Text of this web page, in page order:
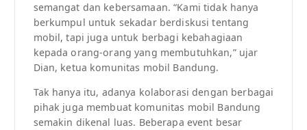
semangat dan kebersamaan. “Kami tidak hanya
berkumpul untuk sekadar berdiskusi tentang
mobil, tapi juga untuk berbagi kebahagiaan
kepada orang-orang yang membutuhkan,” ujar
Dian, ketua komunitas mobil Bandung.
Tak hanya itu, adanya kolaborasi dengan berbagai
pihak juga membuat komunitas mobil Bandung
semakin dikenal luas. Beberapa event besar